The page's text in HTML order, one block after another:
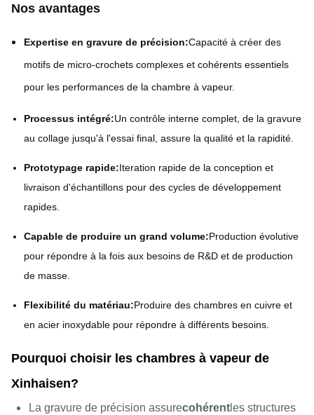
Nos avantages
Expertise en gravure de précision:Capacité à créer des
motifs de micro-crochets complexes et cohérents essentiels
pour les performances de la chambre à vapeur.
Processus intégré:Un contrôle interne complet, de la gravure
au collage jusqu'à l'essai final, assure la qualité et la rapidité.
Prototypage rapide:Iteration rapide de la conception et
livraison d'échantillons pour des cycles de développement
rapides.
Capable de produire un grand volume:Production évolutive
pour répondre à la fois aux besoins de R&D et de production
de masse.
Flexibilité du matériau:Produire des chambres en cuivre et
en acier inoxydable pour répondre à différents besoins.
Pourquoi choisir les chambres à vapeur de
Xinhaisen?
La gravure de précision assurecohérent les structures